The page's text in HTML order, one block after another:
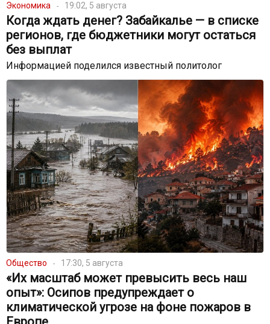
Экономика 19:02, 5 августа
Когда ждать денег? Забайкалье — в списке
регионов, где бюджетники могут остаться
без выплат
Информацией поделился известный политолог
Общество 17:30, 5 августа
«Их масштаб может превысить весь наш
опыт»: Осипов предупреждает о
климатической угрозе на фоне пожаров в